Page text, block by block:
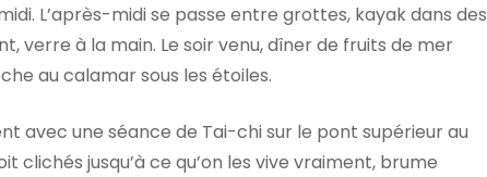
L’après-midi se passe entre grottes, kayak dans des
verre à la main. Le soir venu, dîner de fruits de mer
au calamar sous les étoiles.
avec une séance de Tai-chi sur le pont supérieur au
clichés jusqu’à ce qu’on les vive vraiment, brume